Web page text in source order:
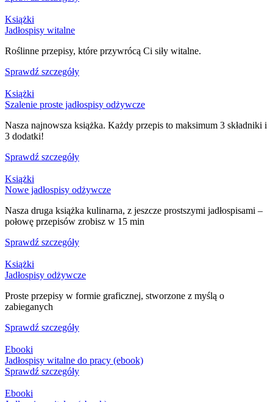
Książki
Jadłospisy witalne
Roślinne przepisy, które przywrócą Ci siły witalne.
Sprawdź szczegóły
Książki
Szalenie proste jadłospisy odżywcze
Nasza najnowsza książka. Każdy przepis to maksimum 3 składniki i
3 dodatki!
Sprawdź szczegóły
Książki
Nowe jadłospisy odżywcze
Nasza druga książka kulinarna, z jeszcze prostszymi jadłospisami –
połowę przepisów zrobisz w 15 min
Sprawdź szczegóły
Książki
Jadłospisy odżywcze
Proste przepisy w formie graficznej, stworzone z myślą o
zabieganych
Sprawdź szczegóły
Ebooki
Jadłospisy witalne do pracy (ebook)
Sprawdź szczegóły
Ebooki